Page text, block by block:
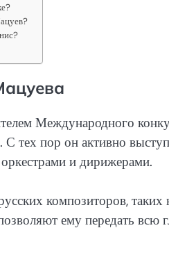
Международного
С тех пор он активно
и дирижерами.
композиторов,
ему передать всю